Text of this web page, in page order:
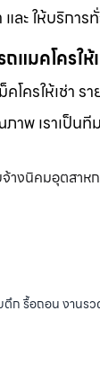
ละ ให้บริการ
แมคโครใ
โครให้เช่า
าพ เราเป็น
างนิคมอุตสาห
รื้อถอน งานรว